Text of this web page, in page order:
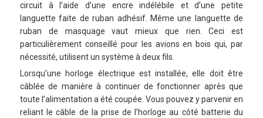
circuit à l’aide d’une encre indélébile et d’une petite
languette faite de ruban adhésif. Même une languette de
ruban de masquage vaut mieux que rien. Ceci est
particulièrement conseillé pour les avions en bois qui, par
nécessité, utilisent un système à deux fils.
Lorsqu’une horloge électrique est installée, elle doit être
câblée de manière à continuer de fonctionner après que
toute l’alimentation a été coupée. Vous pouvez y parvenir en
reliant le câble de la prise de l’horloge au côté batterie du